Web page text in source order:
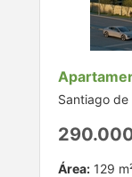
Santiago de
Área: 129